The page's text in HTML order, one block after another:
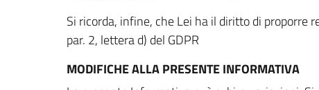
Si ricorda, infine, che Lei ha il diritto di proporre
par. 2, lettera d) del GDPR
MODIFICHE ALLA PRESENTE INFORMATIVA